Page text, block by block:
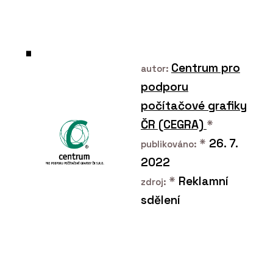
Návrh a realizace interiéru
autor: Centrum pro
podporu
počítačové grafiky
ČR (CEGRA) *
publikováno: * 26. 7.
2022
zdroj: * Reklamní
sdělení